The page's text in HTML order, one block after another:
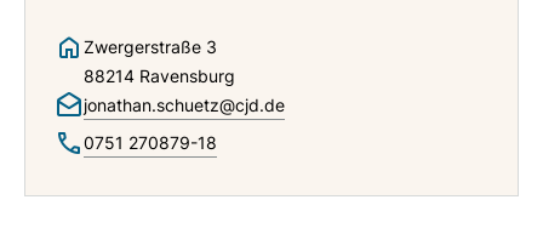
Zwergerstraße 3
88214 Ravensburg
jonathan.schuetz@cjd.de
0751 270879-18